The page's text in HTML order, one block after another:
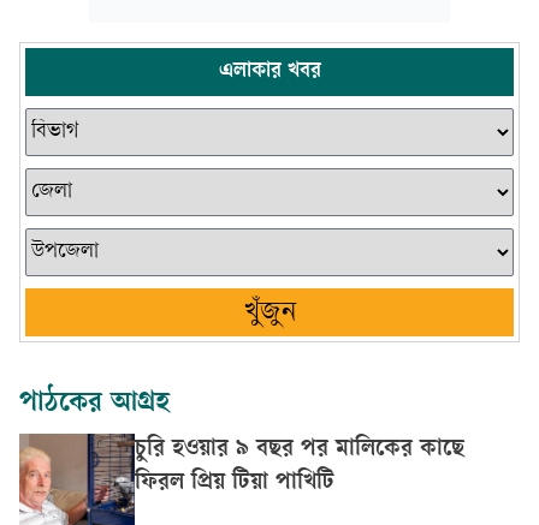
এলাকার খবর
খুঁজুন
পাঠকের আগ্রহ
চুরি হওয়ার ৯ বছর পর মালিকের কাছে
ফিরল প্রিয় টিয়া পাখিটি